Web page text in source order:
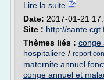
Lire la suite
Date: 2017-01-21
Site : http://
Thèmes liés : conge
hospitaliere / report
maternite annuel
conge annuel et